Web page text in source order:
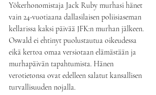
Yökerhonomistaja Jack Ruby murhasi hänet
vain 24-vuotiaana dallasilaisen poliisiaseman
kellarissa kaksi päivää JFK:n murhan jälkeen.
Oswald ei ehtinyt puolustautua oikeudessa
eikä kertoa omaa versiotaan elämästään ja
murhapäivän tapahtumista. Hänen
verotietonsa ovat edelleen salatut kansallisen
turvallisuuden nojalla.